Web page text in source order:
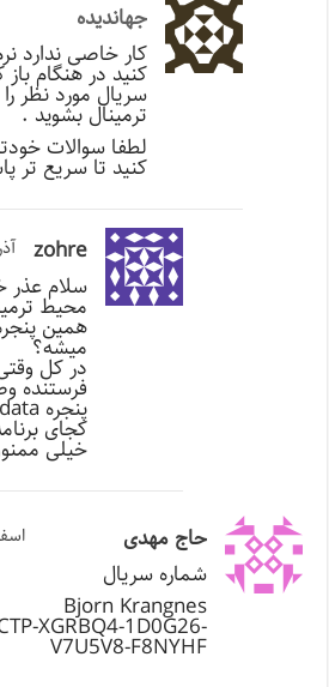
جهاندیده
کار خاصی ندارد
کنید در هنگام باز
سریال مورد نظر
ترمینال بشوید .
لطفا سوالات
کنید تا سریع تر
zohre آذر 30, 1394
سلام عذر
محیط
همین
میشه؟
در کل
فرستنده
پنجره dataوارد میشه؟
کجای
خیلی
حاج مهدی اسفند 12,
شماره سریال
Bjorn Krangnes
XGRBQ4-1D0G26-
V7U5V8-F8NYHF